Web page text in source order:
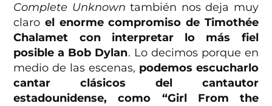
Complete Unknowntambién nos deja muy
claroel enorme compromiso de Timothée
Chalamet con interpretar lo más fiel
posible a Bob Dylan. Lo decimos porque en
medio de las escenas, podemos escucharlo
cantar clásicos del cantautor
estadounidense, como “Girl From the